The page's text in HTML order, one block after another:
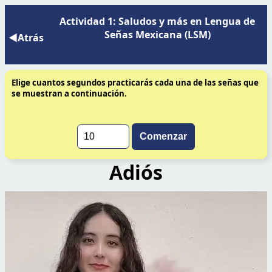
◀Atrás
Actividad 1: Saludos y más en Lengua de
Señas Mexicana (LSM)
Elige cuantos segundos practicarás cada una de las señas que
se muestran a continuación.
Comenzar
Adiós